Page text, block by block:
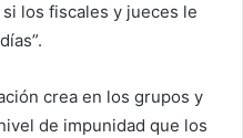
los fiscales y jueces le
crea en los grupos y
de impunidad que los